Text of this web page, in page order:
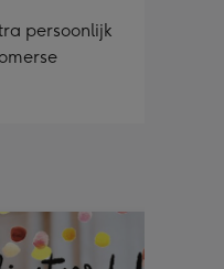
persoonlijk